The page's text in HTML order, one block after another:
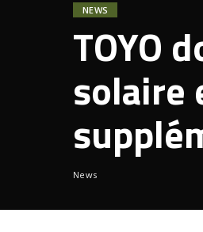
NEWS
TOYO
solaire
News